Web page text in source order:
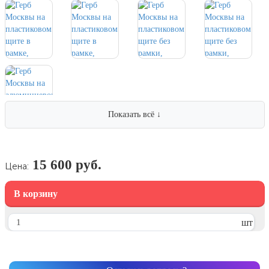
парада на Красной площади
7 ноября, День Октябрьской
революции
10 ноября, День сотрудника органов
внутренних дел РФ
13 ноября, День Войск РХБЗ
19 ноября, День Ракетных Войск и
5 декабря, День начала
9 декабря, Международный день
борьбы с коррупцией
Показать всё ↓
Цена: 15 600 руб.
В корзину
шт